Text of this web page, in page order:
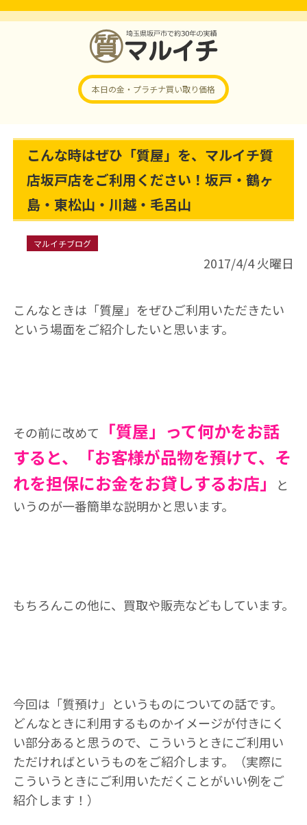
本日の金・プラチナ買い取り価格
こんな時はぜひ「質屋」を、マルイチ質
店坂戸店をご利用ください！坂戸・鶴ヶ
島・東松山・川越・毛呂山
マルイチブログ
2017/4/4 火曜日
こんなときは「質屋」をぜひご利用いただきたい
という場面をご紹介したいと思います。
その前に改めて
「質屋」って何かをお話
すると、「お客様が品物を預けて、そ
れを担保にお金をお貸しするお店」
と
いうのが一番簡単な説明かと思います。
もちろんこの他に、買取や販売などもしています。
今回は「質預け」というものについての話です。
どんなときに利用するものかイメージが付きにく
い部分あると思うので、こういうときにご利用い
ただければというものをご紹介します。（実際に
こういうときにご利用いただくことがいい例をご
紹介します！）